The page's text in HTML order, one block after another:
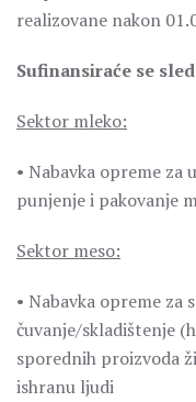
realizovane nakon
Sufinansiraće se
Sektor mleko:
• Nabavka opreme
punjenje i pakovanje
Sektor meso:
• Nabavka opreme za
čuvanje/skladištenje
sporednih proizvoda
ishranu ljudi